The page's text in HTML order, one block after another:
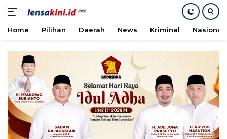
konten
Home Pilihan Daerah News Kriminal Nasional